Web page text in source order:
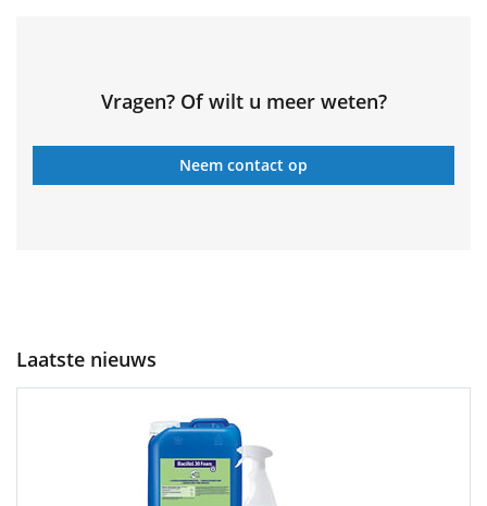
Vragen? Of wilt u meer weten?
Neem contact op
Laatste nieuws